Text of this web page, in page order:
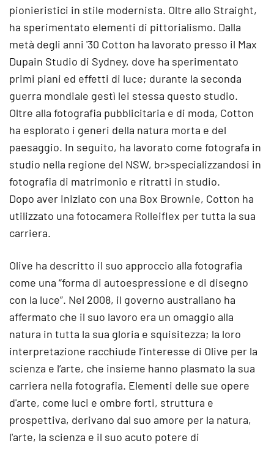
pionieristici in stile modernista. Oltre allo Straight,
ha sperimentato elementi di pittorialismo. Dalla
metà degli anni '30 Cotton ha lavorato presso il Max
Dupain Studio di Sydney, dove ha sperimentato
primi piani ed effetti di luce; durante la seconda
guerra mondiale gestì lei stessa questo studio.
Oltre alla fotografia pubblicitaria e di moda, Cotton
ha esplorato i generi della natura morta e del
paesaggio. In seguito, ha lavorato come fotografa in
studio nella regione del NSW, br>specializzandosi in
fotografia di matrimonio e ritratti in studio.
Dopo aver iniziato con una Box Brownie, Cotton ha
utilizzato una fotocamera Rolleiflex per tutta la sua
carriera.
Olive ha descritto il suo approccio alla fotografia
come una “forma di autoespressione e di disegno
con la luce”. Nel 2008, il governo australiano ha
affermato che il suo lavoro era un omaggio alla
natura in tutta la sua gloria e squisitezza; la loro
interpretazione racchiude l’interesse di Olive per la
scienza e l’arte, che insieme hanno plasmato la sua
carriera nella fotografia. Elementi delle sue opere
d'arte, come luci e ombre forti, struttura e
prospettiva, derivano dal suo amore per la natura,
l'arte, la scienza e il suo acuto potere di